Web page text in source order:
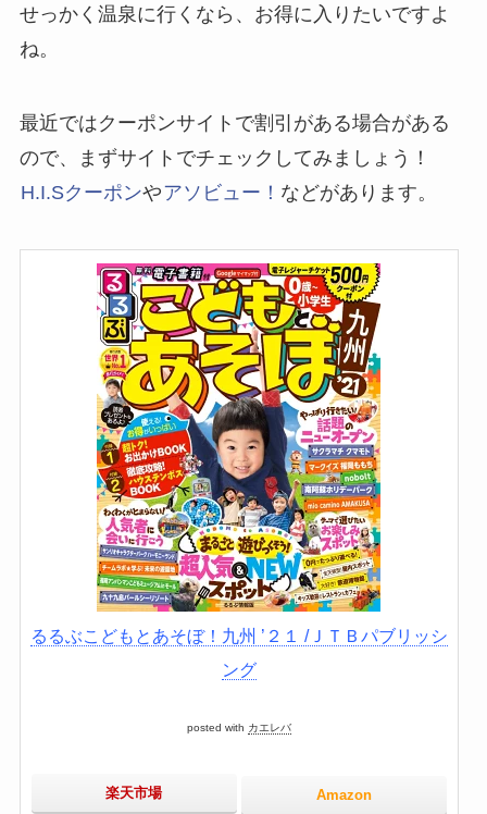
せっかく温泉に行くなら、お得に入りたいですよ
ね。
最近ではクーポンサイトで割引がある場合がある
ので、まずサイトでチェックしてみましょう！
H.I.Sクーポンやアソビュー！ などがあります。
るるぶこどもとあそぼ！九州 ’２１ /ＪＴＢパブリッシ
ング
posted with カエレバ
楽天市場 Amazon